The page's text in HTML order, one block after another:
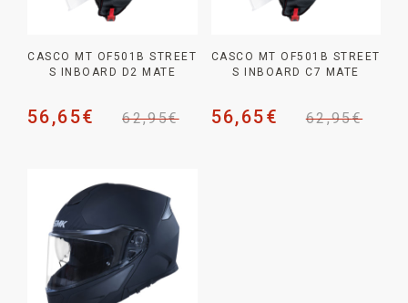
CASCO MT OF501B STREET
S INBOARD D2 MATE
62,95€
56,65€
CASCO MT OF501B STREET
S INBOARD C7 MATE
62,95€
56,65€